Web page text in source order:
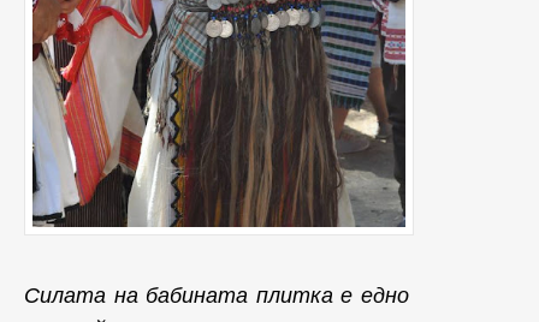
Силата на бабината плитка е едно